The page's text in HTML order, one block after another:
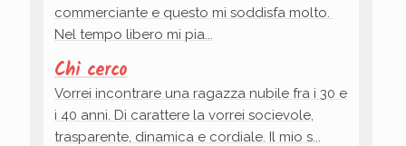
commerciante e questo mi soddisfa molto.
Nel tempo libero mi pia...
Chi cerco
Vorrei incontrare una ragazza nubile fra i 30 e
i 40 anni. Di carattere la vorrei socievole,
trasparente, dinamica e cordiale. Il mio s...